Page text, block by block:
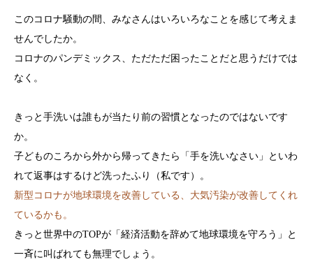
このコロナ騒動の間、みなさんはいろいろなことを感じて考えま
せんでしたか。
コロナのパンデミックス、ただただ困ったことだと思うだけでは
なく。
きっと手洗いは誰もが当たり前の習慣となったのではないです
か。
子どものころから外から帰ってきたら「手を洗いなさい」といわ
れて返事はするけど洗ったふり（私です）。
新型コロナが地球環境を改善している、大気汚染が改善してくれ
ているかも。
きっと世界中のTOPが「経済活動を辞めて地球環境を守ろう」と
一斉に叫ばれても無理でしょう。